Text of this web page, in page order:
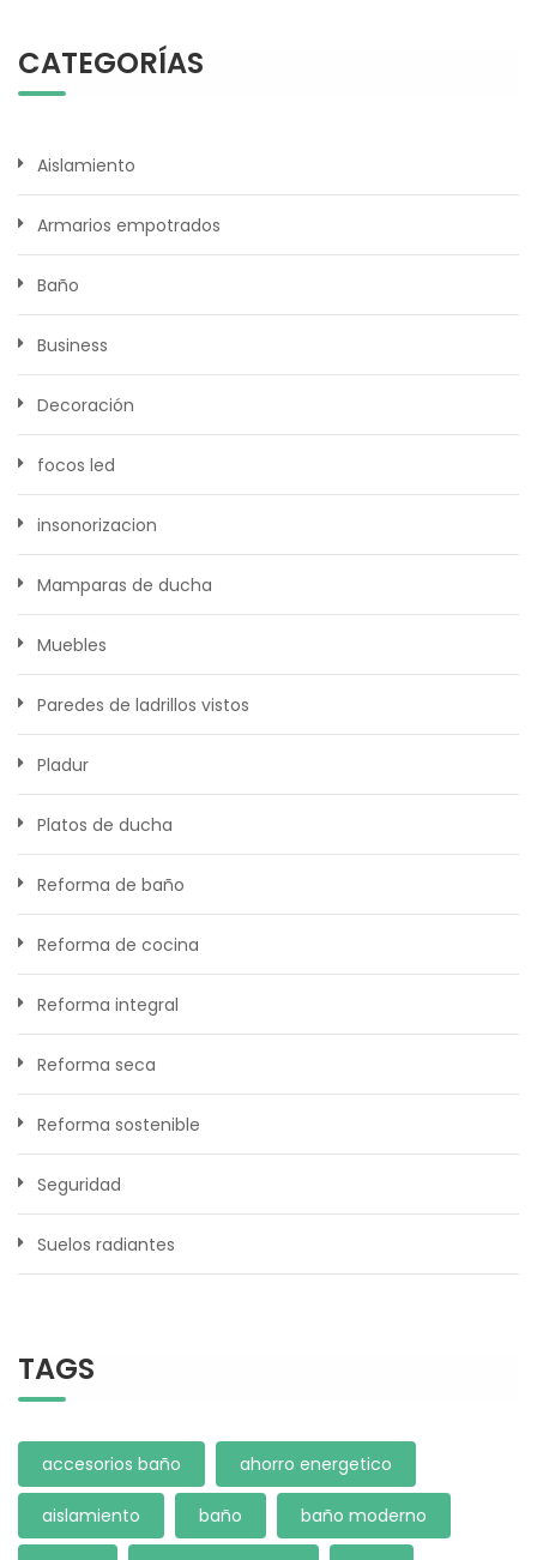
CATEGORÍAS
Aislamiento
Armarios empotrados
Baño
Business
Decoración
focos led
insonorizacion
Mamparas de ducha
Muebles
Paredes de ladrillos vistos
Pladur
Platos de ducha
Reforma de baño
Reforma de cocina
Reforma integral
Reforma seca
Reforma sostenible
Seguridad
Suelos radiantes
TAGS
accesorios baño ahorro energetico
aislamiento baño baño moderno